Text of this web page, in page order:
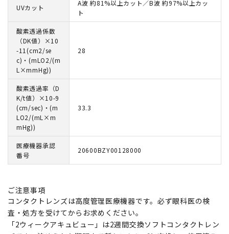
UVカット
A波 約81%以上カット／B波 約97%以上カッ
ト
酸素透過係数
（DK値）×10
-11(cm2/se
c)・(mLO2/(m
L×mmHg))
28
酸素透過率（D
K/t値）×10-9
(cm/sec)・(m
LO2/(mL×m
mHg))
33.3
医療機器承認
番号
20600BZY00128000
ご注意事項
コンタクトレンズは高度管理医療機器です。必ず眼科医の検
査・処方を受けてからお求めください。
「2ウィークアキュビュー」は2週間交換ソフトコンタクトレン